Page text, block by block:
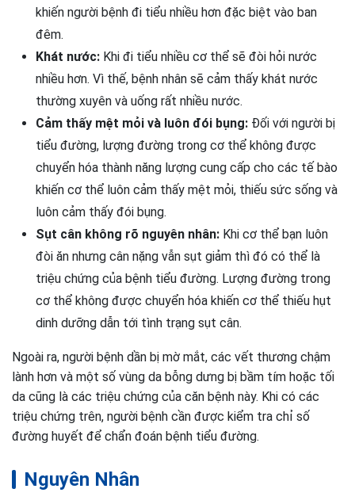
khiến người bệnh đi tiểu nhiều hơn đặc biệt vào ban
đêm.
Khát nước: Khi đi tiểu nhiều cơ thể sẽ đòi hỏi nước
nhiều hơn. Vì thế, bệnh nhân sẽ cảm thấy khát nước
thường xuyên và uống rất nhiều nước.
Cảm thấy mệt mỏi và luôn đói bụng: Đối với người bị
tiểu đường, lượng đường trong cơ thể không được
chuyển hóa thành năng lượng cung cấp cho các tế bào
khiến cơ thể luôn cảm thấy mệt mỏi, thiếu sức sống và
luôn cảm thấy đói bụng.
Sụt cân không rõ nguyên nhân: Khi cơ thể bạn luôn
đòi ăn nhưng cân nặng vẫn sụt giảm thì đó có thể là
triệu chứng của bệnh tiểu đường. Lượng đường trong
cơ thể không được chuyển hóa khiến cơ thể thiếu hụt
dinh dưỡng dẫn tới tình trạng sụt cân.
Ngoài ra, người bệnh dần bị mờ mắt, các vết thương chậm
lành hơn và một số vùng da bỗng dưng bị bầm tím hoặc tối
da cũng là các triệu chứng của căn bệnh này. Khi có các
triệu chứng trên, người bệnh cần được kiểm tra chỉ số
đường huyết để chẩn đoán bệnh tiểu đường.
Nguyên Nhân